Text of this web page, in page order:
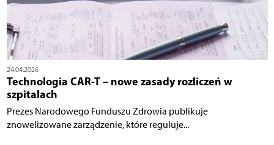
24.04.2026
Technologia CAR-T – nowe zasady rozliczeń w
szpitalach
Prezes Narodowego Funduszu Zdrowia publikuje
znowelizowane zarządzenie, które reguluje...